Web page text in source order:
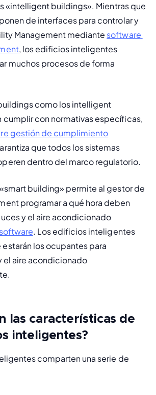
«intelligent buildings». Mientras que
de interfaces para controlar y
Management mediante software
, los edificios inteligentes
muchos procesos de forma
como los intelligent
con normativas específicas,
gestión de cumplimiento
que todos los sistemas
dentro del marco regulatorio.
building» permite al gestor de
programar a qué hora deben
y el aire acondicionado
. Los edificios inteligentes
los ocupantes para
el aire acondicionado
las características de
inteligentes?
comparten una serie de